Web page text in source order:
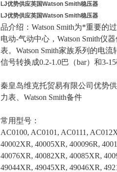
LJ优势供应英国Watson Smith稳压器
LJ优势供应英国Watson Smith稳压器
品介绍：Watson Smith为*重要的
电动-气动中心，Watson Smith仪
表。Watson Smith家族系列的电
信号转换成0.2-1.0巴（bar）和3-
秦皇岛维克托贸易有限公司优势
力表、Watson Smith备件
常用型号：
AC0100, AC0101, AC0111,
40002XR, 40005XR, 400096R,
40076XR, 40082XR, 40085XR,
49044XR, 49045XR, 49046XR,